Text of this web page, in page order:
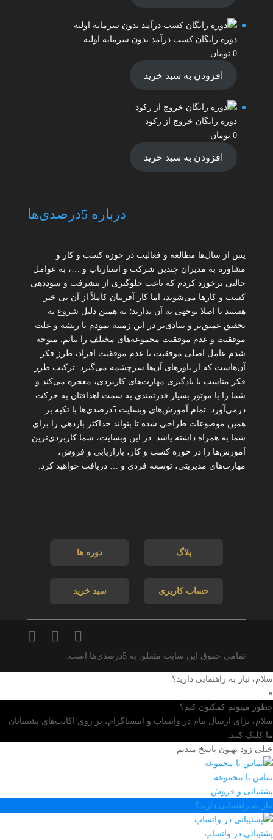
دوره رایگان کسب درآمد بدون سرمایه اولیه
0 تومان
افزودن به سبد خرید
دوره رایگان خروج از رکود
0 تومان
افزودن به سبد خرید
درباره 5درصدی‌ها
پس از سال‌ها مطالعه و فعالیت در حوزه کسب و کار و
مشاوره به مدیران چندین شرکت و استارتاپ و …، به عوامل
جالبی برخورد کردم که باعث جلوگیری از پیشرفت و سوددهی
کسب و کارها می‌شوند، اما کار آفرینان کاملاً از آن بی خبر
هستند یا اصلا توجهی به آن ندارند؛ به همین دلیل شروع به
تحقیق عمیق‌تر و بنیادی‌تر در این زمینه نمودم تا ریشه و علت
موفقیت و عدم موفقیت مجموعه‌های مختلف را بیابم. متوجه
شدم عامل اصلی موفقیت یا عدم موفقیت افراد، طرز فکر
آن‌هاست که از باورهای آن‌ها سرچشمه می‌گیرد. ترکیب طرز
فکر مناسب با یادگیری مهارت‌های کاربردی، معجزه می‌کند و
شما را با موتور بسیار قدرتمندی به سمت اهدافتان به حرکت
درمی‌آورد. تمام آموزش‌های وبسایت 5درصدی‌ها با تکیه بر
همین موضوعات طراحی شده تا بتواند حداکثر بازدهی را برای
شما به همراه داشته یاشد. در این وبسایت، شما کاربردی‌ترین
آموزش‌ها را در حوزه کسب و کار، بازاریابی و فروش،
مهارت‌های مدیریتی، توسعه فردی و … دریافت خواهید کرد.
بلاگ دوره ها
حساب کاربری سبد خرید
تمامی حقوق این سایت متعلق به 5درصدی‌ها است.
سلام، نیاز به راهنمایی دارید؟
×
چطور میتونم کمکتون کنم؟
سلام، برای ارسال پیام در واتساپ و اینستاگرام، بر روی اکانت‌های پشتیبانان
ما کلیک کنید.
خیلی زود بهتون پاسخ میدیم
تماس با مجموعه
پشتیبانی و فروش
نیاز به راهنمایی دارید؟
پشتیبانی در واتساپ